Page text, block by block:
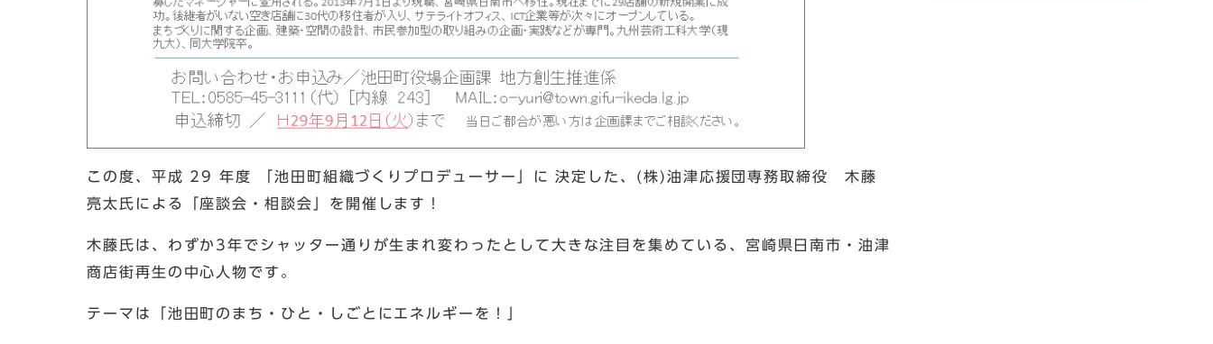
この度、平成 29 年度 「池田町組織づくりプロデューサー」に 決定した、(株)油津応援団専務取締役 木藤
亮太氏による「座談会・相談会」を開催します！
木藤氏は、わずか3年でシャッター通りが生まれ変わったとして大きな注目を集めている、宮崎県日南市・油津
商店街再生の中心人物です。
テーマは「池田町のまち・ひと・しごとにエネルギーを！」